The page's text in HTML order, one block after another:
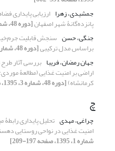
جمشیدی، زهرا ارزیابی پایداری
پانزده‌گانۀ شهر اصفهان[دوره 48، شماره 4، 1395، صفحه 751-763]
جنگی، حسن سنجش قابلیت
براساس مدل ترکیبی[دوره 48، شماره 2، 1395، صفحه 297-312]
جهان رمضان، فریبا بررسی آثار
اراضی بر امنیت غذایی (مطالعۀ
کرمانشاه)[دوره 48، شماره 3، 1395، صفحه 507-521]
چ
چراغی، مهدی تحلیل پایداری رابطۀ
امنیت غذایی در نواحی روستایی
شماره 1، 1395، صفحه 197-209]